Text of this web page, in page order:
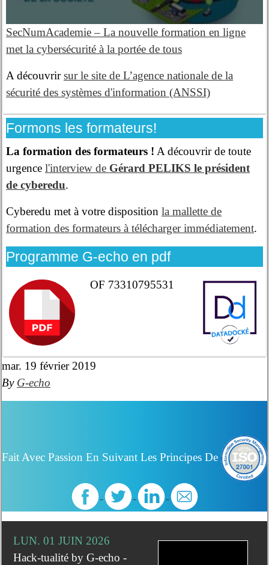
SecNumAcademie – La nouvelle formation en ligne
met la cybersécurité à la portée de tous
A découvrirsur le site de L’agence nationale de la
sécurité des systèmes d'information (ANSSI)
Formons les formateurs!
La formation des formateurs ! A découvrir de toute
urgence l'interview de Gérard PELIKS le président
de cyberedu.
Cyberedu met à votre disposition la mallette de
formation des formateurs à télécharger immédiatement.
Programme G-echo en pdf
OF 73310795531
mar. 19 février 2019
By G-echo
Fait Avec Passion En Suivant Les Principes De
LUN. 01 JUIN 2026
Hack-tualité by G-echo -